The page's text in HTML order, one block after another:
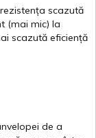
rezistența scazută
(mai mic) la
scazută eficiență
de a